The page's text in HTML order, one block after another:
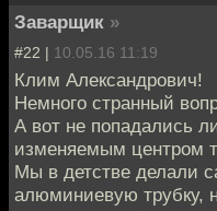
Заварщик »
#22 | 10.05.16 11:19
Клим Александрович!
Немного странный
А вот не попадались
изменяемым центром
Мы в детстве делали
алюминиевую трубку,